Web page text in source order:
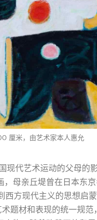
厘米，由艺术家本人惠允
现代艺术运动的父母的
，母亲丘堤曾在日本东
西方现代主义的思想启
题材和表现的统一规范